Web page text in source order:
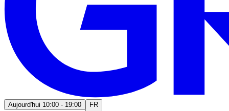
Aujourd'hui 10:00 - 19:00 FR